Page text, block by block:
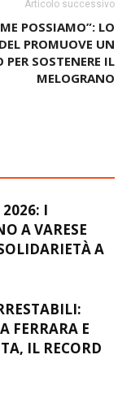
Articolo successivo
POSSIAMO”: LO
PROMUOVE UN
PER SOSTENERE IL
MELOGRANO
2026: I
A VARESE
A
FERRARA E
IL RECORD